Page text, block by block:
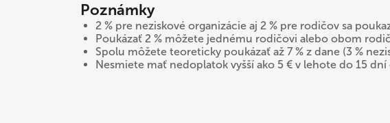
Poznámky
2 % pre neziskové organizácie aj 2 % pre rodičov sa
Poukázať 2 % môžete jednému rodičovi alebo obom
Spolu môžete teoreticky poukázať až 7 % z dane (3 %
Nesmiete mať nedoplatok vyšší ako 5 € v lehote do 15